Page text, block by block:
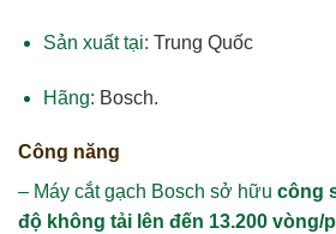
Sản xuất tại: Trung Quốc
Hãng: Bosch.
Công năng
– Máy cắt gạch Bosch sở hữu công
độ không tải lên đến 13.200 vòng/